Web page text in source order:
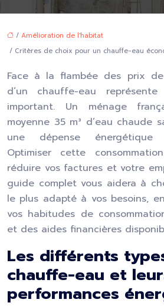
/ Amélioration de l'habitat
/ Critères de choix pour un chauffe-eau
Face à la flambée des prix
d’un chauffe-eau
important. Un ménage
moyenne 35 m³ d’eau chaude
une dépense énergétique
Optimiser cette
réduire vos factures et votre
guide complet vous aidera à
le plus adapté à vos besoins,
vos habitudes de
et des aides financières
Les différents
chauffe-eau et
performances